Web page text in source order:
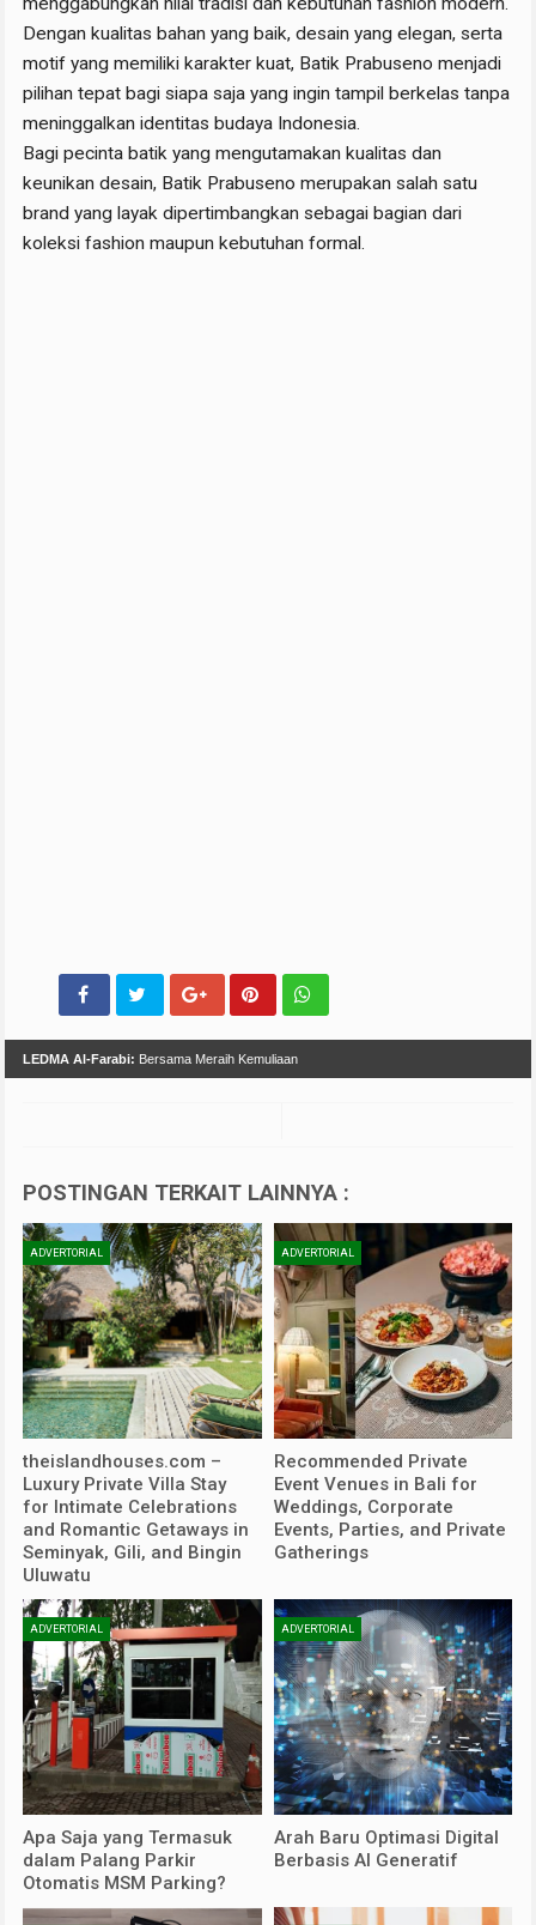
Dengan kualitas bahan yang baik, desain yang elegan, serta
motif yang memiliki karakter kuat, Batik Prabuseno menjadi
pilihan tepat bagi siapa saja yang ingin tampil berkelas tanpa
meninggalkan identitas budaya Indonesia.
Bagi pecinta batik yang mengutamakan kualitas dan
keunikan desain, Batik Prabuseno merupakan salah satu
brand yang layak dipertimbangkan sebagai bagian dari
koleksi fashion maupun kebutuhan formal.
LEDMA Al-Farabi: Bersama Meraih Kemuliaan
POSTINGAN TERKAIT LAINNYA :
ADVERTORIAL
theislandhouses.com –
Luxury Private Villa Stay
for Intimate Celebrations
and Romantic Getaways in
Seminyak, Gili, and Bingin
Uluwatu
ADVERTORIAL
Recommended Private
Event Venues in Bali for
Weddings, Corporate
Events, Parties, and Private
Gatherings
ADVERTORIAL
Apa Saja yang Termasuk
dalam Palang Parkir
Otomatis MSM Parking?
ADVERTORIAL
Arah Baru Optimasi Digital
Berbasis AI Generatif